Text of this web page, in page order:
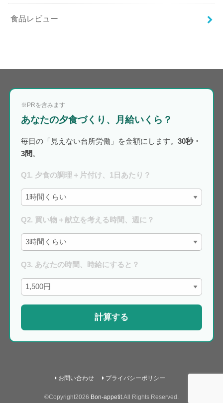
食品レビュー
※PRを含みます
あなたの夕食づくり、月給いくら？
毎日の「見えない台所労働」を金額にします。30秒・
3問 。
Q1. 夕食の調理＋片付け、1日あたり？
Q2. 買い物＋献立を考える時間、週に？
Q3. あなたの時間、時給にすると？
計算する
お問い合わせ プライバシーポリシー
©Copyright2026 Bon-appetit .All Rights Reserved.